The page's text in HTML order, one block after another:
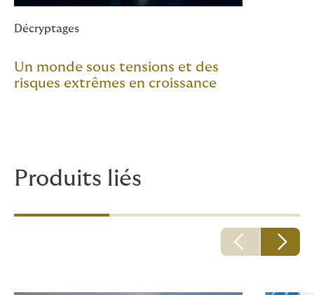
Décryptages
Un monde sous tensions et des
risques extrêmes en croissance
Produits liés